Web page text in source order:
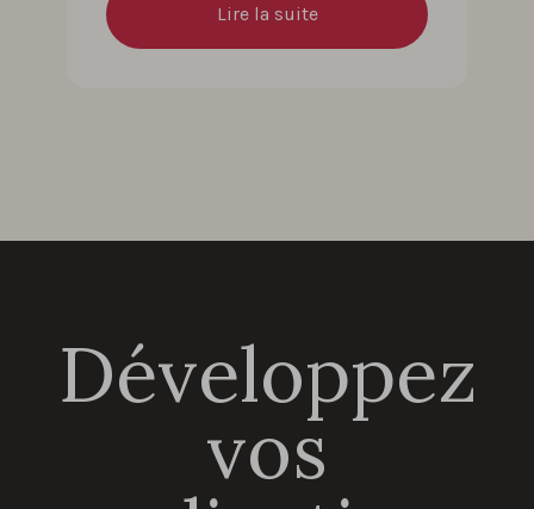
Lire la suite
Développez
vos